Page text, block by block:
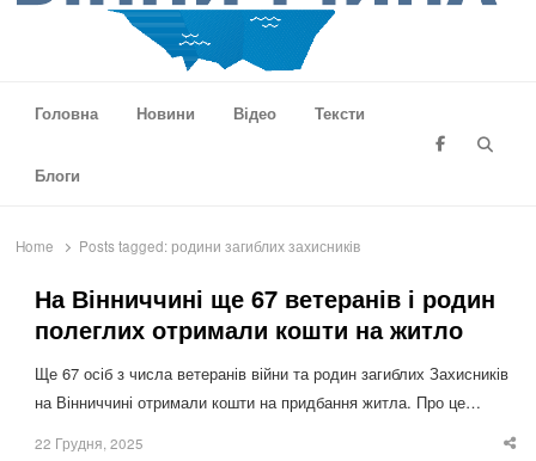
Головна
Новини Відео Тексти
Блоги
Home Posts tagged: родини загиблих захисників
На Вінниччині ще 67 ветеранів і родин
полеглих отримали кошти на житло
Ще 67 осіб з числа ветеранів війни та родин загиблих Захисників
на Вінниччині отримали кошти на придбання житла. Про це…
22 Грудня, 2025